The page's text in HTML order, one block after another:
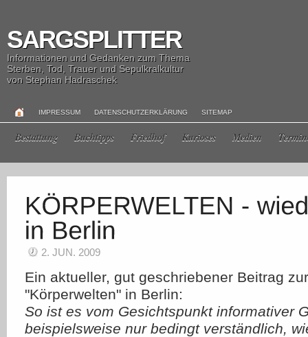
SARGSPLITTER
Informationen und Gedanken zum Thema
Sterben, Tod, Trauer und Sepulkralkultur
von Stephan Hadraschek
IMPRESSUM DATENSCHUTZERKLÄRUNG SITEMAP
Bestattung Buchtipps Friedhof Kurioses Medien
2. JUN. 2009
Ein aktueller, gut geschriebener Beitrag
"Körperwelten" in Berlin:
So ist es vom Gesichtspunkt informativer
beispielsweise nur bedingt verständlich,